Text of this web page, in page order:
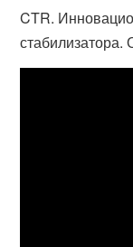
CTR.
стабилизатора.